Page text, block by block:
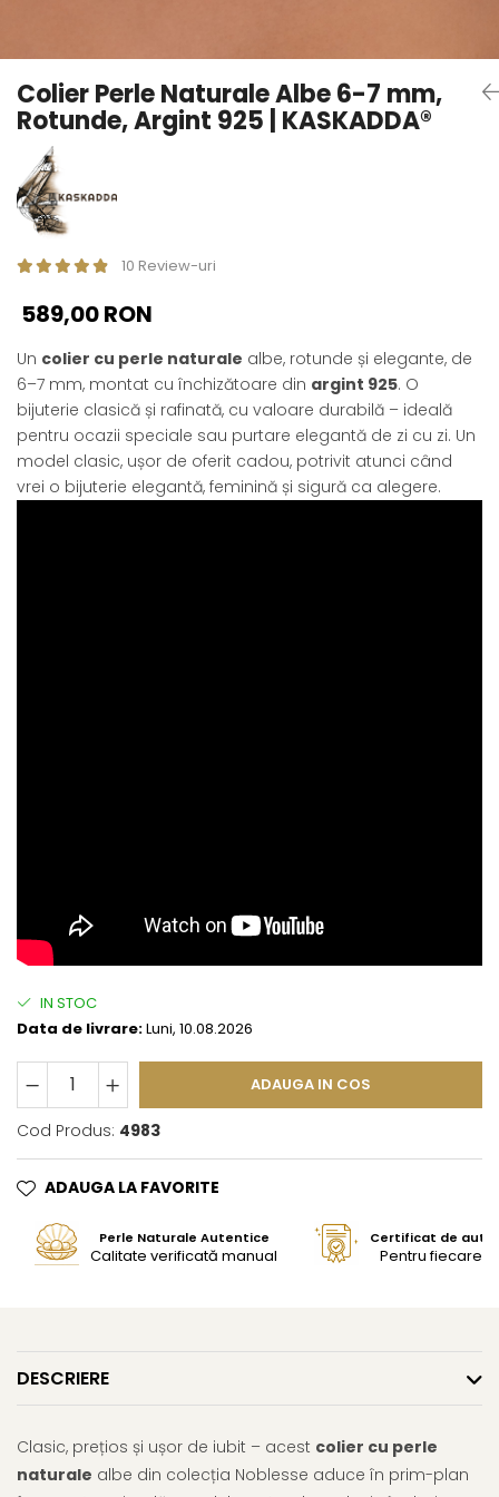
Pandantive cu Perle
Brose cu Perle
Colier Perle Naturale Albe 6-7 mm,
Rotunde, Argint 925 | KASKADDA®
10 Review-uri
589,00 RON
Un colier cu perle naturale albe, rotunde și elegante, de
6–7 mm, montat cu închizătoare din argint 925. O
bijuterie clasică și rafinată, cu valoare durabilă – ideală
pentru ocazii speciale sau purtare elegantă de zi cu zi. Un
model clasic, ușor de oferit cadou, potrivit atunci când
vrei o bijuterie elegantă, feminină și sigură ca alegere.
IN STOC
Data de livrare:Luni, 10.08.2026
ADAUGA IN COS
Cod Produs: 4983
ADAUGA LA FAVORITE
Perle Naturale Autentice
Calitate verificată manual
Certificat de
Pentru fiecare
DESCRIERE
Clasic, prețios și ușor de iubit – acest colier cu perle
naturale albe din colecția Noblesse aduce în prim-plan